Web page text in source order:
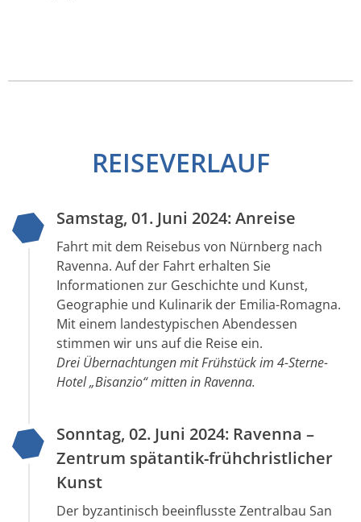
REISEVERLAUF
Samstag, 01. Juni 2024: Anreise
Fahrt mit dem Reisebus von Nürnberg nach
Ravenna. Auf der Fahrt erhalten Sie
Informationen zur Geschichte und Kunst,
Geographie und Kulinarik der Emilia-Romagna.
Mit einem landestypischen Abendessen
stimmen wir uns auf die Reise ein.
Drei Übernachtungen mit Frühstück im 4-Sterne-
Hotel „Bisanzio“ mitten in Ravenna.
Sonntag, 02. Juni 2024: Ravenna –
Zentrum spätantik-frühchristlicher
Kunst
Der byzantinisch beeinflusste Zentralbau San